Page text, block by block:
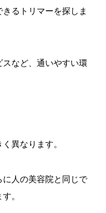
るトリマーを探しま
など、通いやすい環
異なります。
人の美容院と同じで
。